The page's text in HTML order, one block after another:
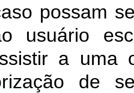
possam
usuário
a uma
de